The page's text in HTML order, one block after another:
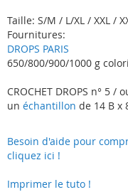
Taille: S/M / L/XL / XXL /
Fournitures:
DROPS PARIS
650/800/900/1000 g
CROCHET DROPS n° 5
un échantillon de 14 B x
Besoin d'aide pour
cliquez ici !
Imprimer le tuto !